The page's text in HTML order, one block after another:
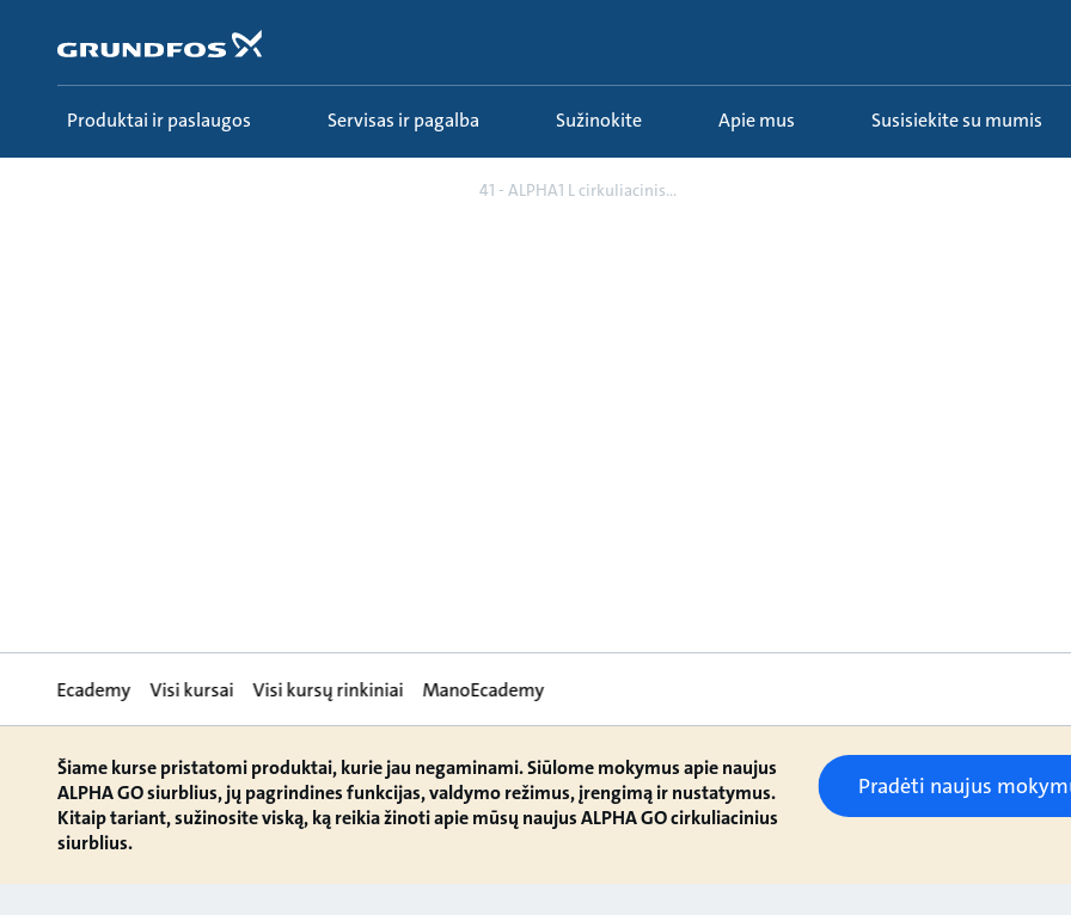
pagrindinio
Produktai ir paslaugos
Servisas ir pagalba Sužinokite Apie mus Susisiekite su mumis
41 - ALPHA1 L cirkuliacinis...
Ecademy Visi kursai Visi kursų rinkiniai ManoEcademy
Šiame kurse pristatomi produktai, kurie jau negaminami. Siūlome mokymus apie naujus
ALPHA GO siurblius, jų pagrindines funkcijas, valdymo režimus, įrengimą ir nustatymus.
Kitaip tariant, sužinosite viską, ką reikia žinoti apie mūsų naujus ALPHA GO cirkuliacinius
siurblius.
Pradėti naujus